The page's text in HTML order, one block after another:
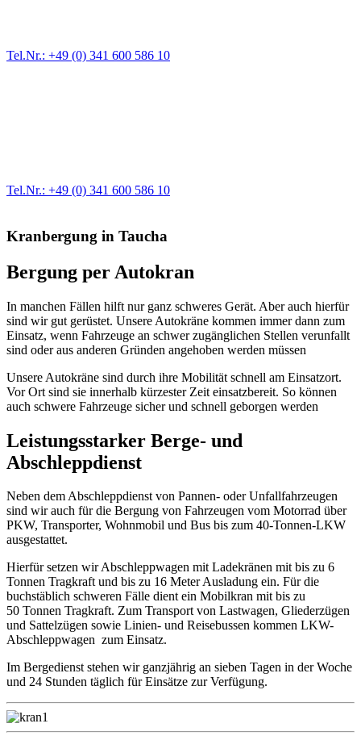
Tel.Nr.: +49 (0) 341 600 586 10
Tel.Nr.: +49 (0) 341 600 586 10
Kranbergung in Taucha
Bergung per Autokran
In manchen Fällen hilft nur ganz schweres Gerät. Aber auch hierfür
sind wir gut gerüstet. Unsere Autokräne kommen immer dann zum
Einsatz, wenn Fahrzeuge an schwer zugänglichen Stellen verunfallt
sind oder aus anderen Gründen angehoben werden müssen
Unsere Autokräne sind durch ihre Mobilität schnell am Einsatzort.
Vor Ort sind sie innerhalb kürzester Zeit einsatzbereit. So können
auch schwere Fahrzeuge sicher und schnell geborgen werden
Leistungsstarker Berge- und
Abschleppdienst
Neben dem Abschleppdienst von Pannen- oder Unfallfahrzeugen
sind wir auch für die Bergung von Fahrzeugen vom Motorrad über
PKW, Transporter, Wohnmobil und Bus bis zum 40-Tonnen-LKW
ausgestattet.
Hierfür setzen wir Abschleppwagen mit Ladekränen mit bis zu 6
Tonnen Tragkraft und bis zu 16 Meter Ausladung ein. Für die
buchstäblich schweren Fälle dient ein Mobilkran mit bis zu
50 Tonnen Tragkraft. Zum Transport von Lastwagen, Gliederzügen
und Sattelzügen sowie Linien- und Reisebussen kommen LKW-
Abschleppwagen zum Einsatz.
Im Bergedienst stehen wir ganzjährig an sieben Tagen in der Woche
und 24 Stunden täglich für Einsätze zur Verfügung.